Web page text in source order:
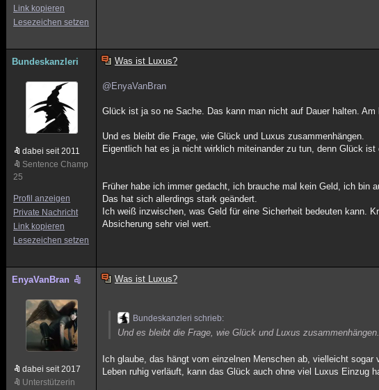
Link kopieren
Lesezeichen setzen
Bundeskanzleri
dabei seit 2011
Sentence Champ
25
Profil anzeigen
Private Nachricht
Link kopieren
Lesezeichen setzen
Was ist Luxus?
@EnyaVanBran
Glück ist ja so ne Sache. Das kann man nicht auf Dauer halten.
Und es bleibt die Frage, wie Glück und Luxus zusammenhängen.
Eigentlich hat es ja nicht wirklich miteinander zu tun, denn Glück
Früher habe ich immer gedacht, ich brauche mal kein Geld, ich bin
Das hat sich allerdings stark geändert.
Ich weiß inzwischen, was Geld für eine Sicherheit bedeuten kann.
Absicherung sehr viel wert.
EnyaVanBran
dabei seit 2017
Unterstützerin
Was ist Luxus?
Bundeskanzleri schrieb:
Und es bleibt die Frage, wie Glück und Luxus zusammenhängen.
Ich glaube, das hängt vom einzelnen Menschen ab, vielleicht
Leben ruhig verläuft, kann das Glück auch ohne viel Luxus Einzug